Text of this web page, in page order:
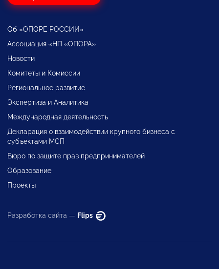
Об «ОПОРЕ РОССИИ»
Ассоциация «НП «ОПОРА»
Новости
Комитеты и Комиссии
Региональное развитие
Экспертиза и Аналитика
Международная деятельность
Декларация о взаимодействии крупного бизнеса с
субъектами МСП
Бюро по защите прав предпринимателей
Образование
Проекты
Разработка сайта — Flips